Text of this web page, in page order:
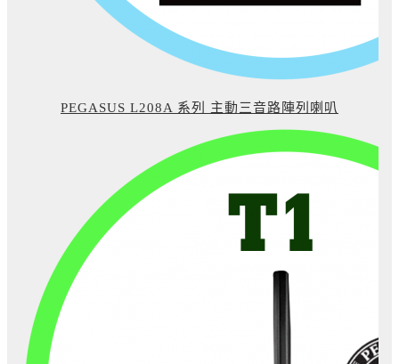
PEGASUS L208A 系列 主動三音路陣列喇叭